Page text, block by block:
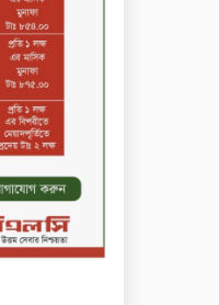
ও
লক্ষ্য
করল